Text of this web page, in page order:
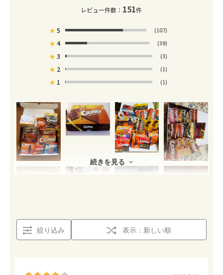
レビュー件数： 151件
★5 (107)
★4 (39)
★3 (3)
★ 2 (1)
★ 1 (1)
続きを見る
絞り込み 表示：新しい順